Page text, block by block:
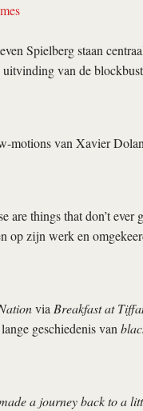
Spielberg staan
uitvinding van de
motions van Xavier
are things that don’t
op zijn werk en
via Breakfast at
geschiedenis van
a journey back to a